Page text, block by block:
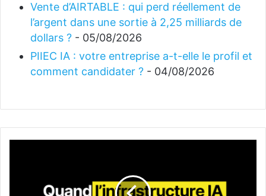
Vente d’AIRTABLE : qui perd réellement de
l’argent dans une sortie à 2,25 milliards de
dollars ? - 05/08/2026
PIIEC IA : votre entreprise a-t-elle le profil et
comment candidater ? - 04/08/2026